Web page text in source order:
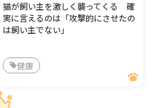
猫が飼い主を激しく襲ってくる 確
実に言えるのは「攻撃的にさせたの
は飼い主でない」
健康